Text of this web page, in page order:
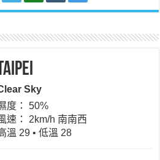
Sky
度： 50%
速： 2km/h 南南西
溫 29 • 低溫 28